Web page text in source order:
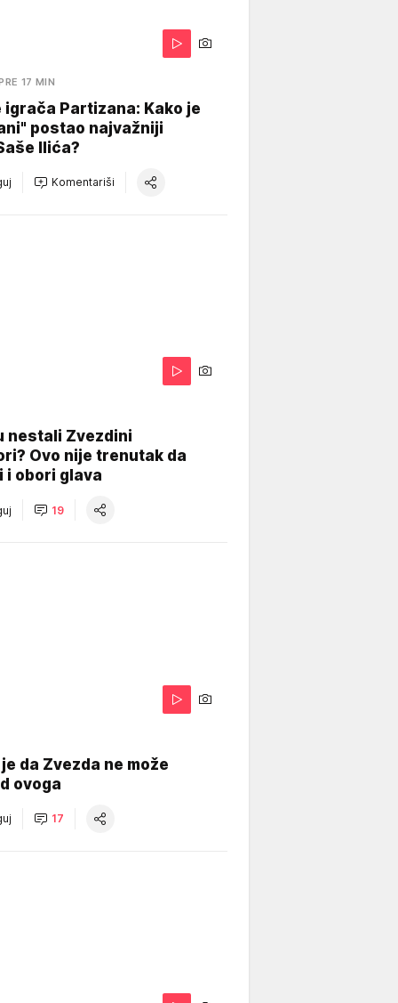
17 MIN
igrača Partizana: Kako je
postao najvažniji
Ilića?
Komentariši
nestali Zvezdini
Ovo nije trenutak da
i obori glava
19
da Zvezda ne može
ovoga
17